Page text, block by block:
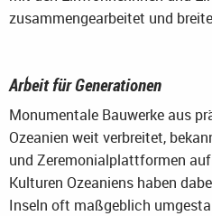
zusammengearbeitet und
Arbeit für Generationen
Monumentale Bauwerke aus
Ozeanien weit verbreitet,
und Zeremonialplattformen
Kulturen Ozeaniens haben
Inseln oft maßgeblich